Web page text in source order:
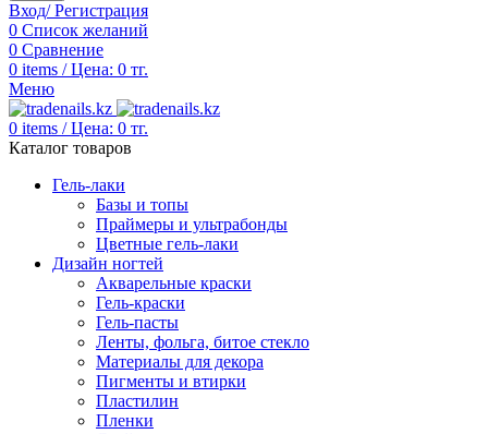
Вход/ Регистрация
0 Список желаний
0 Сравнение
0 items / Цена: 0 тг.
Меню
0 items / Цена: 0 тг.
Каталог товаров
Гель-лаки
Базы и топы
Праймеры и ультрабонды
Цветные гель-лаки
Дизайн ногтей
Акварельные краски
Гель-краски
Гель-пасты
Ленты, фольга, битое стекло
Материалы для декора
Пигменты и втирки
Пластилин
Пленки